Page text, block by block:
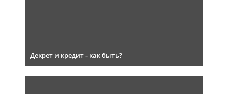
Декрет и кредит - как быть?